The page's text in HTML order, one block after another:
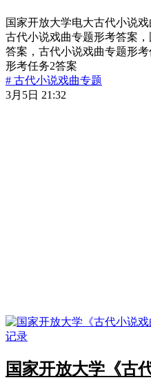
国家开放大学电大古代小说
古代小说戏曲专题形考答案
答案，古代小说戏曲专题形
形考任务2答案
# 古代小说戏曲专题
3月5日 21:32
国家开放大学《古